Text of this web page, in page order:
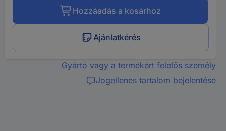
Hozzáadás a kosárhoz
Ajánlatkérés
Gyártó vagy a termékért felelős személy
Jogellenes tartalom bejelentése